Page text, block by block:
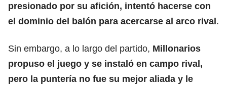
presionado por su afición, intentó hacerse con
el dominio del balón para acercarse al arco rival.
Sin embargo, a lo largo del partido, Millonarios
propuso el juego y se instaló en campo rival,
pero la puntería no fue su mejor aliada y le